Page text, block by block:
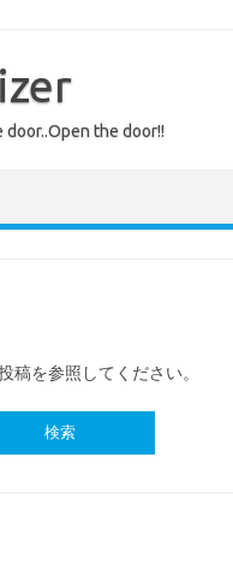
the door!!
稿を参照してください。